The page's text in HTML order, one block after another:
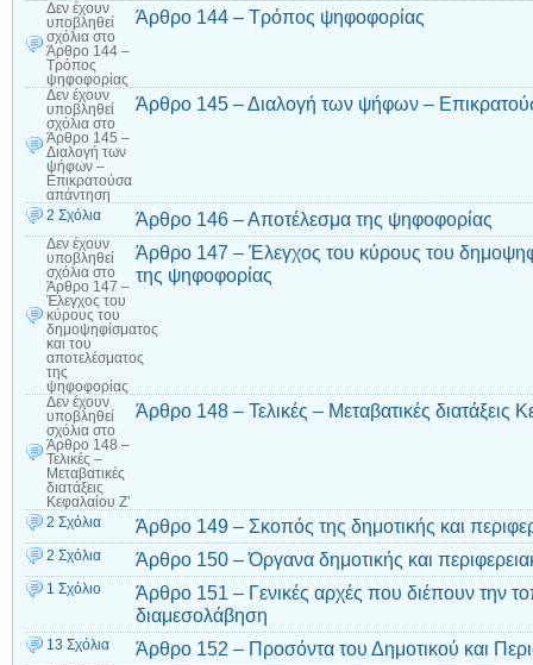
Δεν έχουν
υποβληθεί
σχόλια στο
Άρθρο 144 –
Τρόπος
ψηφοφορίας
Άρθρο 144 – Τρόπος ψηφοφορίας
Δεν έχουν
υποβληθεί
σχόλια στο
Άρθρο 145 –
Διαλογή των
ψήφων –
Επικρατούσα
απάντηση
Άρθρο 145 – Διαλογή των ψήφων –
2 Σχόλια Άρθρο 146 – Αποτέλεσμα της ψηφοφορίας
Δεν έχουν
υποβληθεί
σχόλια στο
Άρθρο 147 –
Έλεγχος του
κύρους του
δημοψηφίσματος
και του
αποτελέσματος
της
ψηφοφορίας
Άρθρο 147 – Έλεγχος του κύρους του
της ψηφοφορίας
Δεν έχουν
υποβληθεί
σχόλια στο
Άρθρο 148 –
Τελικές –
Μεταβατικές
διατάξεις
Κεφαλαίου Ζ’
Άρθρο 148 – Τελικές – Μεταβατικές διατάξεις
2 Σχόλια Άρθρο 149 – Σκοπός της δημοτικής και
2 Σχόλια Άρθρο 150 – Όργανα δημοτικής και
1 Σχόλιο
Άρθρο 151 – Γενικές αρχές που διέπουν την
διαμεσολάβηση
13 Σχόλια Άρθρο 152 – Προσόντα του Δημοτικού και